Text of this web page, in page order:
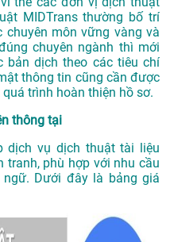
MIDTransthường bố trí
môn vững vàng và
chuyên ngành thì mới
dịch theo các tiêu chí
thông tin cũng cần được
trình hoàn thiện hồ sơ.
thông tại
dịch vụ dịch thuật tài liệu
tranh, phù hợp với nhu cầu
Dưới đây là bảng giá